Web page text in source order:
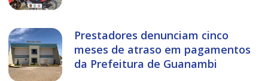
Prestadores denunciam cinco
meses de atraso em pagamentos
da Prefeitura de Guanambi